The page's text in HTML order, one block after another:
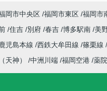
岡市中央区 福岡市東区 福岡市
住吉 別府 春吉 博多駅南 美
鹿児島本線 西鉄大牟田線 篠栗線
天神） 中洲川端 福岡空港 薬院